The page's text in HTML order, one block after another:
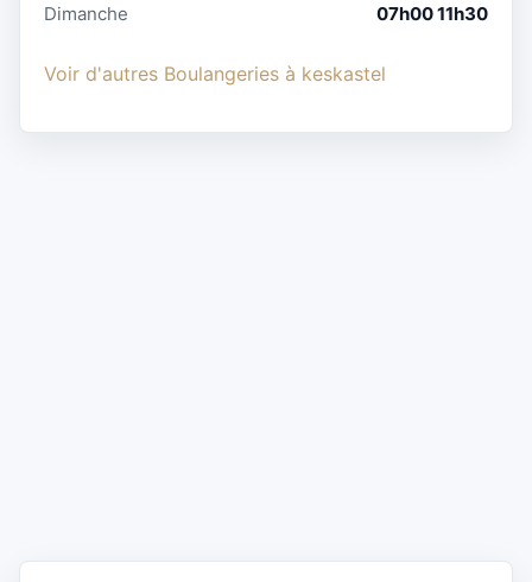
Dimanche
07h00 11h30
Voir d'autres Boulangeries à keskastel